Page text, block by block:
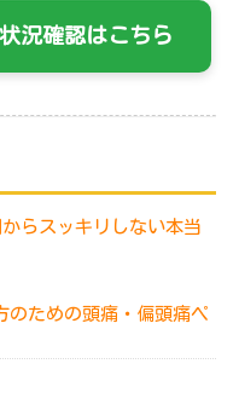
況確認はこちら
らスッキリしない本当
のための頭痛・偏頭痛ペ